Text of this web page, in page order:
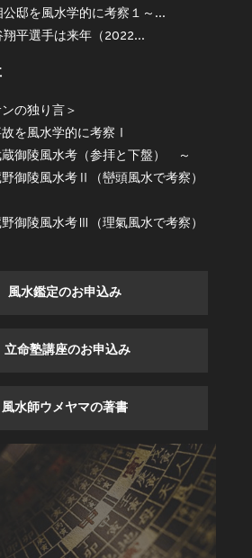
公邸を風水学的に考察１～...
翔平選手は来年（2022...
の独り言＞
を風水学的に考察Ⅰ
御陵風水考（参拝と下盤） ～
御陵風水考Ⅱ（巒頭風水で考察）
御陵風水考Ⅲ（理氣風水で考察）
風水鑑定のお申込み
立命塾講座のお申込み
水師ウメヤマの著書